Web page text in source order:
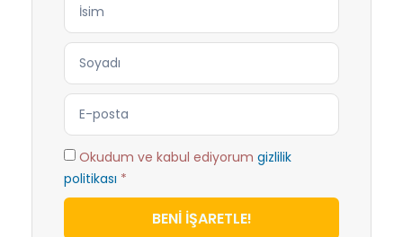
Okudum ve kabul ediyorum gizlilik
politikası *
BENİ İŞARETLE!